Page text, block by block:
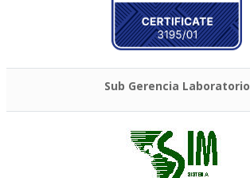
Sub Gerencia Laboratorio